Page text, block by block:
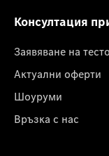
Консултация
Заявяване на
Актуални оферти
Шоуруми
Връзка с нас